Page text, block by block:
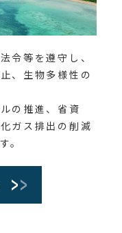
令等を遵守し、
、生物多様性の
の推進、省資
ガス排出の削減
。